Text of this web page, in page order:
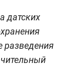
датских
разведения